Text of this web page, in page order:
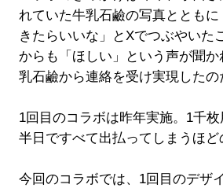
れていた牛乳石鹼の写真ととも
きたらいいな」とXでつぶやいた
からも「ほしい」という声が聞
乳石鹼から連絡を受け実現したの
1回目のコラボは昨年実施。1千枚
半日ですべて出払ってしまうほど
今回のコラボでは、1回目のデザ